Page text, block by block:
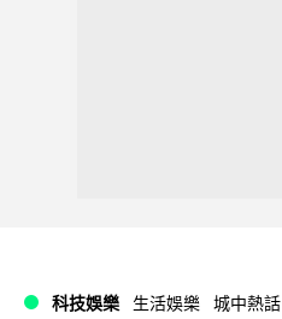
科技娛樂 生活娛樂 城中熱話